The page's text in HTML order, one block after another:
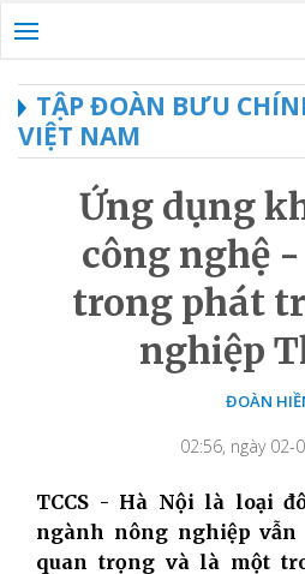
TẬP ĐOÀN BƯU
VIỆT NAM
Ứng dụng
công nghệ
trong phát
nghiệp
ĐOÀN
02:56, ngày 02-
TCCS - Hà Nội là loại
ngành nông nghiệp
quan trọng và là một